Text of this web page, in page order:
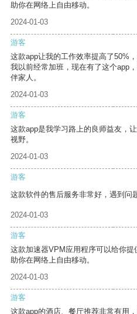
助你在网络上自由移动。
2024-01-03
游客
这款app让我的工作效率提高了50%
我以前经常加班，现在有了这个app
伴家人。
2024-01-03
游客
这款app是我学习路上的良师益友，
视野。
2024-01-03
游客
这款软件的售后服务非常好，遇到问
2024-01-03
游客
这款加速器VPM应用程序可以给你
助你在网络上自由移动。
2024-01-03
游客
这款app的酒店、餐厅推荐非常有用